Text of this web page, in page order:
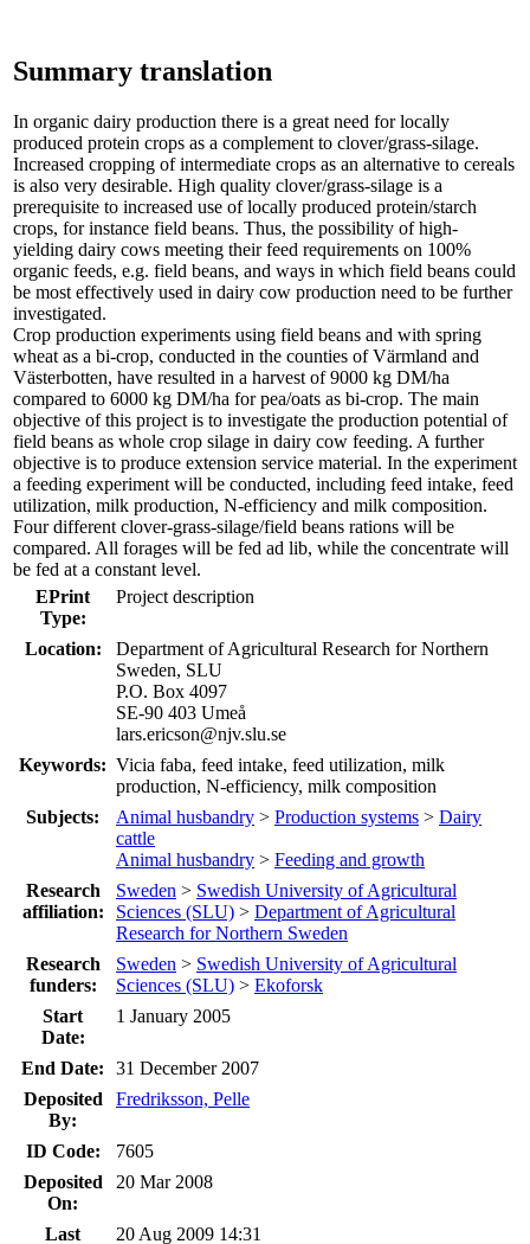
Summary translation
In organic dairy production there is a great need for locally
produced protein crops as a complement to clover/grass-silage.
Increased cropping of intermediate crops as an alternative to cereals
is also very desirable. High quality clover/grass-silage is a
prerequisite to increased use of locally produced protein/starch
crops, for instance field beans. Thus, the possibility of high-
yielding dairy cows meeting their feed requirements on 100%
organic feeds, e.g. field beans, and ways in which field beans could
be most effectively used in dairy cow production need to be further
investigated.
Crop production experiments using field beans and with spring
wheat as a bi-crop, conducted in the counties of Värmland and
Västerbotten, have resulted in a harvest of 9000 kg DM/ha
compared to 6000 kg DM/ha for pea/oats as bi-crop. The main
objective of this project is to investigate the production potential of
field beans as whole crop silage in dairy cow feeding. A further
objective is to produce extension service material. In the experiment
a feeding experiment will be conducted, including feed intake, feed
utilization, milk production, N-efficiency and milk composition.
Four different clover-grass-silage/field beans rations will be
compared. All forages will be fed ad lib, while the concentrate will
be fed at a constant level.
EPrint
Type:
Project description
Location:
Department of Agricultural Research for Northern
Sweden, SLU
P.O. Box 4097
SE-90 403 Umeå
lars.ericson@njv.slu.se
Keywords: Vicia faba, feed intake, feed utilization, milk
production, N-efficiency, milk composition
Subjects:
Animal husbandry > Production systems > Dairy
cattle
Animal husbandry > Feeding and growth
Research
affiliation:
Sweden > Swedish University of Agricultural
Sciences (SLU) > Department of Agricultural
Research for Northern Sweden
Research
funders:
Sweden > Swedish University of Agricultural
Sciences (SLU) > Ekoforsk
Start
Date:
1 January 2005
End Date:
31 December 2007
Deposited
By:
Fredriksson, Pelle
ID Code:
7605
Deposited
On:
20 Mar 2008
Last 20 Aug 2009 14:31